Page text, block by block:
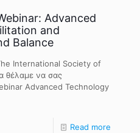
Advanced
and
Balance
International Society of
θέλαμε να σας
Advanced Technology
Read more